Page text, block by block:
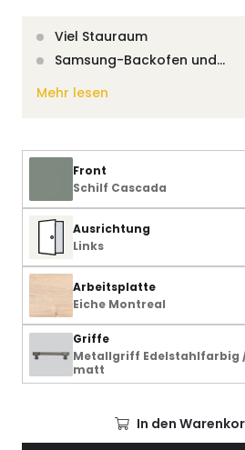
Viel Stauraum
Samsung-Backofen und…
Mehr lesen
Front
Schilf Cascada
Ausrichtung
Links
Arbeitsplatte
Eiche Montreal
Griffe
Metallgriff Edelstahlfarbig
matt
In den